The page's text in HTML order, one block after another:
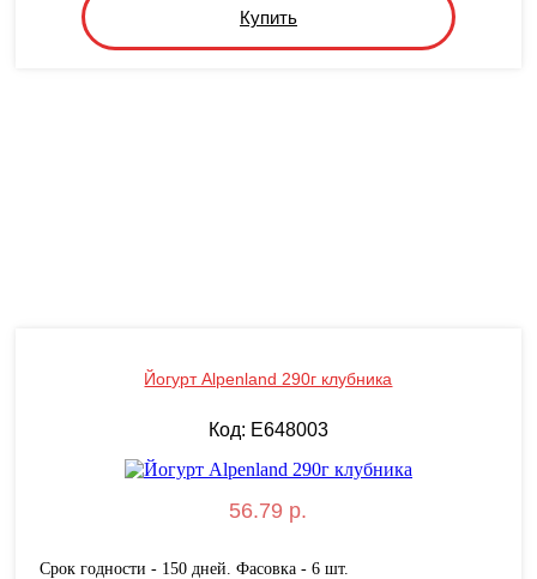
Купить
Йогурт Alpenland 290г клубника
Код: E648003
56.79 р.
Срок годности - 150 дней. Фасовка - 6 шт.